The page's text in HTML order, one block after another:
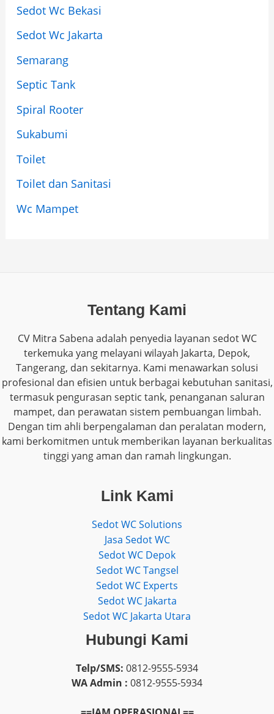
Sedot Wc Bekasi
Sedot Wc Jakarta
Semarang
Septic Tank
Spiral Rooter
Sukabumi
Toilet
Toilet dan Sanitasi
Wc Mampet
Tentang Kami
CV Mitra Sabena adalah penyedia layanan sedot WC
terkemuka yang melayani wilayah Jakarta, Depok,
Tangerang, dan sekitarnya. Kami menawarkan solusi
profesional dan efisien untuk berbagai kebutuhan sanitasi,
termasuk pengurasan septic tank, penanganan saluran
mampet, dan perawatan sistem pembuangan limbah.
Dengan tim ahli berpengalaman dan peralatan modern,
kami berkomitmen untuk memberikan layanan berkualitas
tinggi yang aman dan ramah lingkungan.
Link Kami
Sedot WC Solutions
Jasa Sedot WC
Sedot WC Depok
Sedot WC Tangsel
Sedot WC Experts
Sedot WC Jakarta
Sedot WC Jakarta Utara
Hubungi Kami
Telp/SMS: 0812-9555-5934
WA Admin : 0812-9555-5934